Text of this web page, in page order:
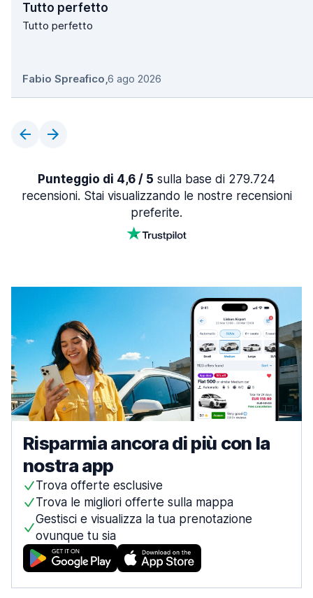
Tutto perfetto
Tutto perfetto
Fabio Spreafico,6 ago 2026
Punteggio di 4,6 / 5 sulla base di 279.724
recensioni. Stai visualizzando le nostre recensioni
preferite.
Risparmia ancora di più con la
nostra app
Trova offerte esclusive
Trova le migliori offerte sulla mappa
Gestisci e visualizza la tua prenotazione
ovunque tu sia